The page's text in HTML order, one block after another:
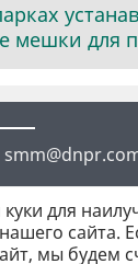
мешки для
для
сайта.
мы будем